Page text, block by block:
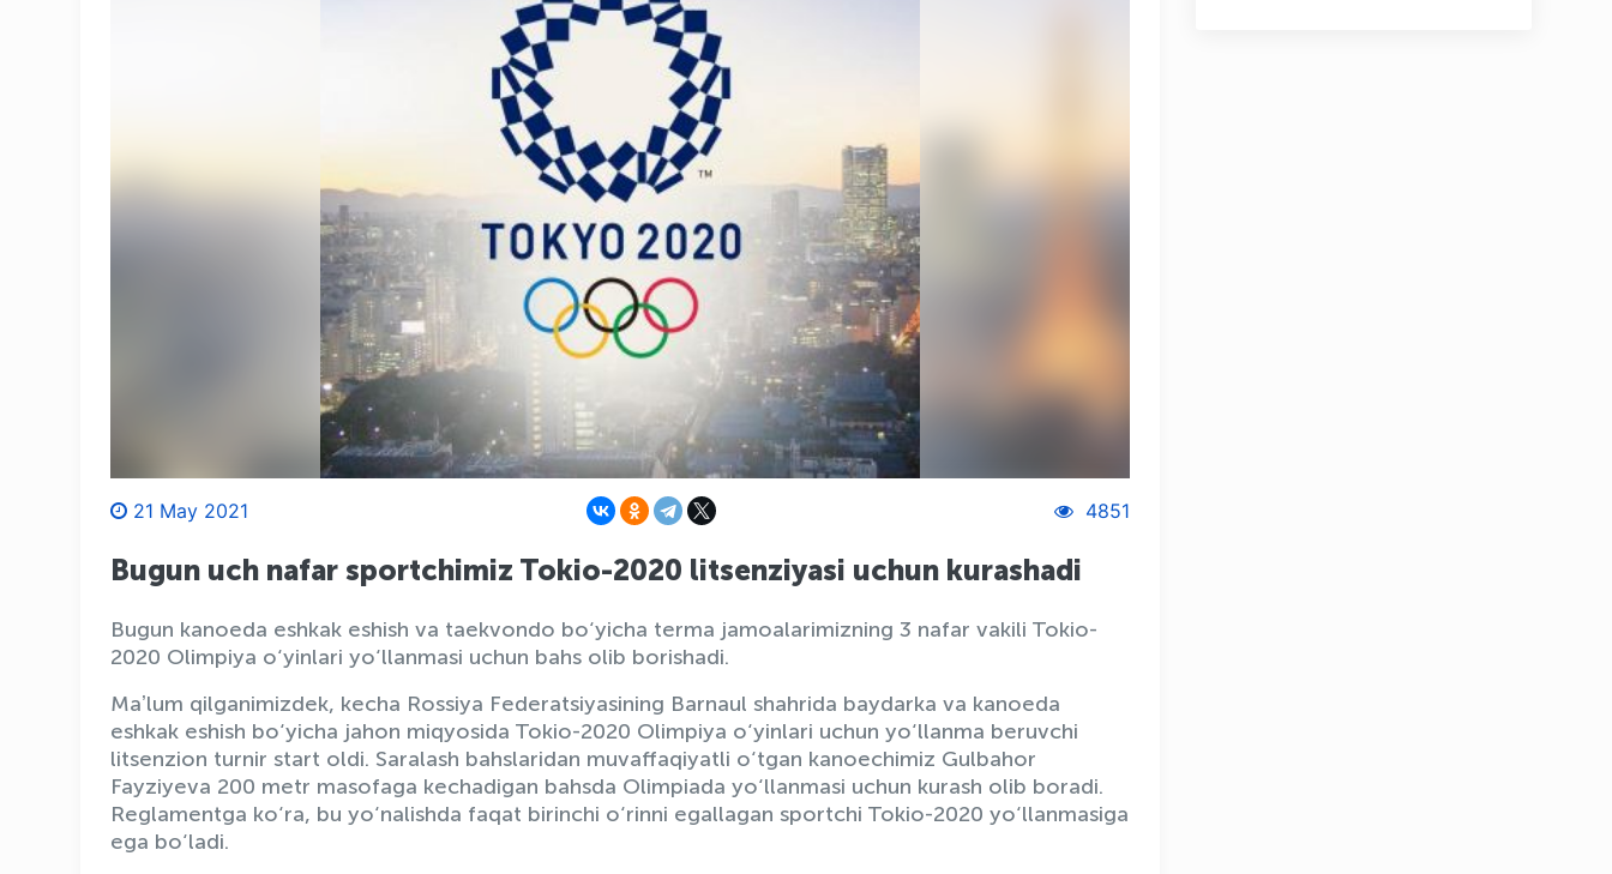
21 May 2021 4851
Bugun uch nafar sportchimiz Tokio-2020 litsenziyasi uchun kurashadi
Bugun kanoeda eshkak eshish va taekvondo bo‘yicha terma jamoalarimizning 3 nafar vakili Tokio-
2020 Olimpiya o‘yinlari yo‘llanmasi uchun bahs olib borishadi.
Maʼlum qilganimizdek, kecha Rossiya Federatsiyasining Barnaul shahrida baydarka va kanoeda
eshkak eshish bo‘yicha jahon miqyosida Tokio-2020 Olimpiya o‘yinlari uchun yo‘llanma beruvchi
litsenzion turnir start oldi. Saralash bahslaridan muvaffaqiyatli o‘tgan kanoechimiz Gulbahor
Fayziyeva 200 metr masofaga kechadigan bahsda Olimpiada yo‘llanmasi uchun kurash olib boradi.
Reglamentga ko‘ra, bu yo‘nalishda faqat birinchi o‘rinni egallagan sportchi Tokio-2020 yo‘llanmasiga
ega bo‘ladi.